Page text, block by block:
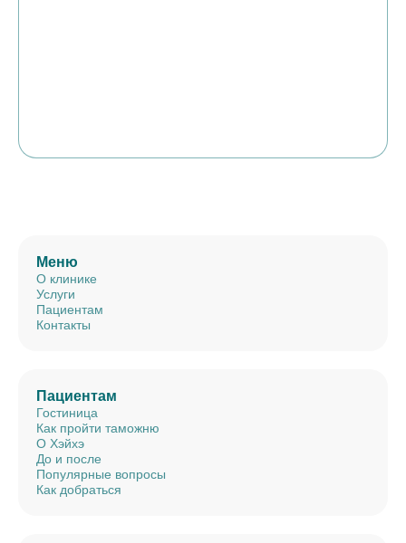
Меню
О клинике
Услуги
Пациентам
Контакты
Пациентам
Гостиница
Как пройти таможню
О Хэйхэ
До и после
Популярные вопросы
Как добраться